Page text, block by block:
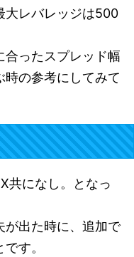
大レバレッジは500
合ったスプレッド幅
時の参考にしてみて
共になし。となっ
が出た時に、追加で
す。